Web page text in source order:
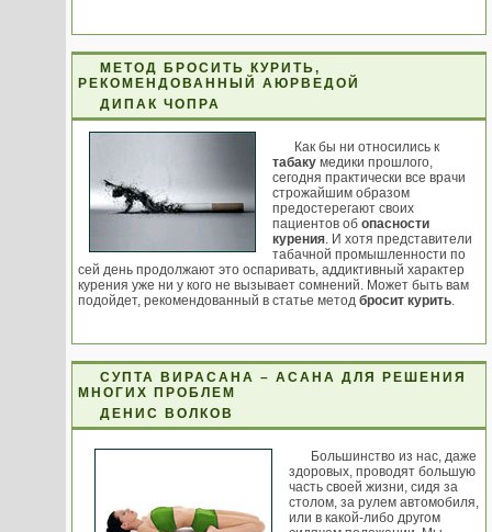
МЕТОД БРОСИТЬ КУРИТЬ,
РЕКОМЕНДОВАННЫЙ АЮРВЕДОЙ
ДИПАК ЧОПРА
Как бы ни относились к
табаку медики прошлого,
сегодня практически все врачи
строжайшим образом
предостерегают своих
пациентов об опасности
курения. И хотя представители
табачной промышленности по
сей день продолжают это оспаривать, аддиктивный характер
курения уже ни у кого не вызывает сомнений. Может быть вам
подойдет, рекомендованный в статье метод бросит курить.
СУПТА ВИРАСАНА – АСАНА ДЛЯ РЕШЕНИЯ
МНОГИХ ПРОБЛЕМ
ДЕНИС ВОЛКОВ
Большинство из нас, даже
здоровых, проводят большую
часть своей жизни, сидя за
столом, за рулем автомобиля,
или в какой-либо другом